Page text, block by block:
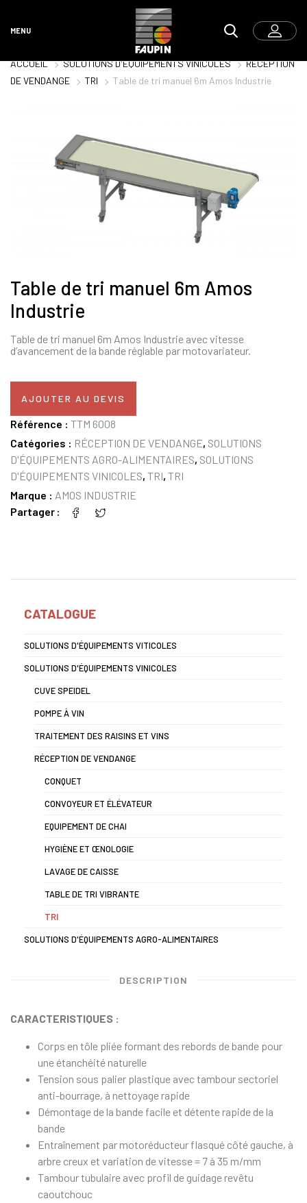
MENU
ACCUEIL SOLUTIONS D'ÉQUIPEMENTS VINICOLES
RÉCEPTION
DE VENDANGE
TRI Table de tri manuel 6m Amos Industrie
Table de tri manuel 6m Amos
Industrie
Table de tri manuel 6m Amos Industrie avec vitesse
d’avancement de la bande réglable par motovariateur.
AJOUTER AU DEVIS
Référence : TTM 6008
Catégories : RÉCEPTION DE VENDANGE, SOLUTIONS
D'ÉQUIPEMENTS AGRO-ALIMENTAIRES, SOLUTIONS
D'ÉQUIPEMENTS VINICOLES, TRI, TRI
Marque : AMOS INDUSTRIE
Partager
CATALOGUE
SOLUTIONS D'ÉQUIPEMENTS VITICOLES
SOLUTIONS D'ÉQUIPEMENTS VINICOLES
CUVE SPEIDEL
POMPE À VIN
TRAITEMENT DES RAISINS ET VINS
RÉCEPTION DE VENDANGE
CONQUET
CONVOYEUR ET ÉLÉVATEUR
EQUIPEMENT DE CHAI
HYGIÈNE ET ŒNOLOGIE
LAVAGE DE CAISSE
TABLE DE TRI VIBRANTE
TRI
SOLUTIONS D'ÉQUIPEMENTS AGRO-ALIMENTAIRES
DESCRIPTION
CARACTERISTIQUES :
Corps en tôle pliée formant des rebords de bande pour
une étanchéité naturelle
Tension sous palier plastique avec tambour sectoriel
anti-bourrage, à nettoyage rapide
Démontage de la bande facile et détente rapide de la
bande
Entraînement par motoréducteur flasqué côté gauche, à
arbre creux et variation de vitesse = 7 à 35 m/mm
Tambour tubulaire avec profil de guidage revêtu
caoutchouc